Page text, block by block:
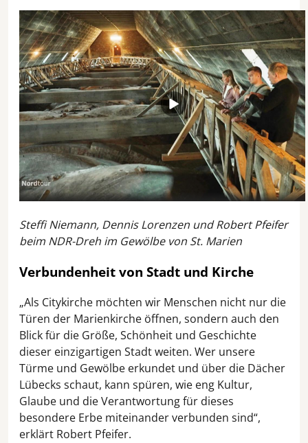
Steffi Niemann, Dennis Lorenzen und Robert Pfeifer
beim NDR-Dreh im Gewölbe von St. Marien
Verbundenheit von Stadt und Kirche
„Als Citykirche möchten wir Menschen nicht nur die
Türen der Marienkirche öffnen, sondern auch den
Blick für die Größe, Schönheit und Geschichte
dieser einzigartigen Stadt weiten. Wer unsere
Türme und Gewölbe erkundet und über die Dächer
Lübecks schaut, kann spüren, wie eng Kultur,
Glaube und die Verantwortung für dieses
besondere Erbe miteinander verbunden sind“,
erklärt Robert Pfeifer.